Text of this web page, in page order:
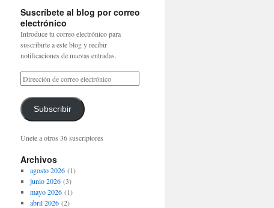
Suscríbete al blog por correo
electrónico
Introduce tu correo electrónico para
suscribirte a este blog y recibir
notificaciones de nuevas entradas.
Subscribir
Únete a otros 36 suscriptores
Archivos
agosto 2026(1)
junio 2026(3)
mayo 2026(1)
abril 2026(2)